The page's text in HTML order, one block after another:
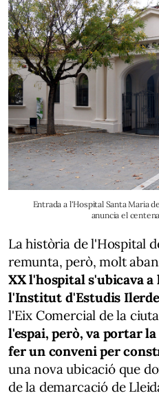
Entrada a l'Hospital Santa Maria
anuncia el
La història de l'Hospital
remunta, però, molt
XX l'hospital s'ubicava
l'Institut d'Estudis
l'Eix Comercial de la
l'espai, però, va portar
fer un conveni per
una nova ubicació que
de la demarcació de